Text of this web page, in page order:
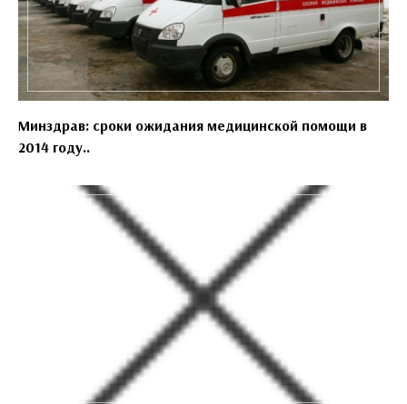
Минздрав: сроки ожидания медицинской помощи в
2014 году..